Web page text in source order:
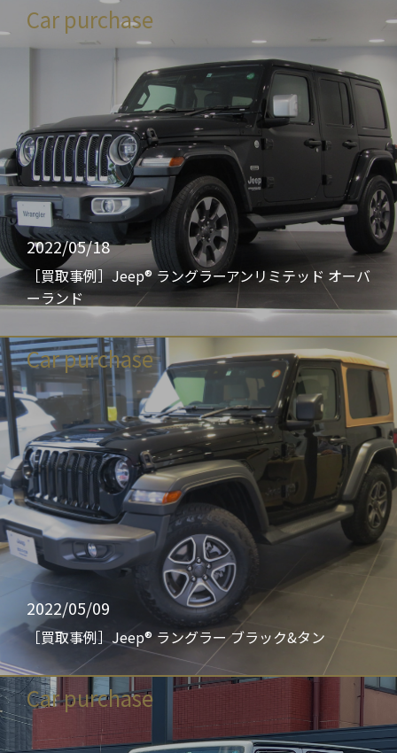
Car purchase
2022/05/18
［買取事例］Jeep® ラングラーアンリミテッド オーバ
ーランド
Car purchase
2022/05/09
［買取事例］Jeep® ラングラー ブラック&タン
Car purchase